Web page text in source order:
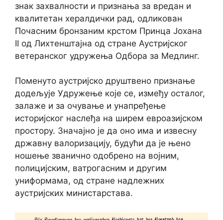
знак захвалности и признања за вредан и
квалитетан хералдички рад, одликован
Почасним бронзаним крстом Принца Јохана
II од Лихтенштајна од стране Аустријског
ветеранског удружења Одбора за Мeдлинг.
Поменуто аустријско друштвено признање
додељује Удружење које се, између осталог,
залаже и за очување и унапређење
историјског наслеђа на ширем евроазијском
простору. Значајно је да оно има и извесну
државну валоризацију, будући да је њено
ношење званично одобрено на војним,
полицијским, ватрогасним и другим
униформама, од стране надлежних
аустријских министарстава.